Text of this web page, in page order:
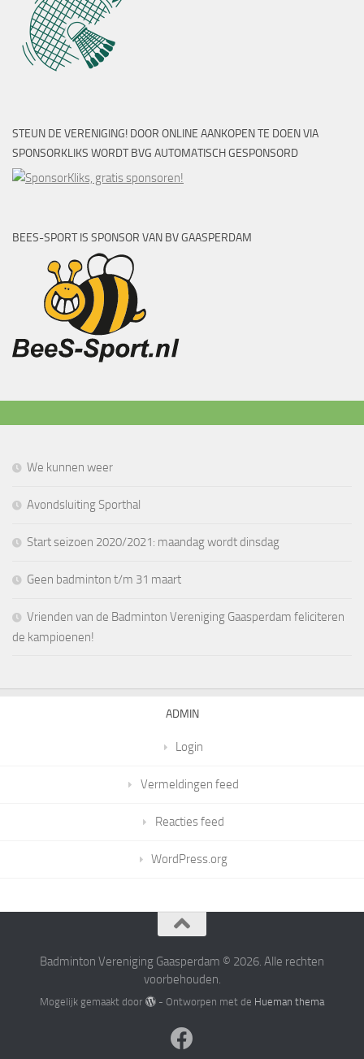
STEUN DE VERENIGING! DOOR ONLINE AANKOPEN TE DOEN VIA
SPONSORKLIKS WORDT BVG AUTOMATISCH GESPONSORD
BEES-SPORT IS SPONSOR VAN BV GAASPERDAM
We kunnen weer
Avondsluiting Sporthal
Start seizoen 2020/2021: maandag wordt dinsdag
Geen badminton t/m 31 maart
Vrienden van de Badminton Vereniging Gaasperdam feliciteren
de kampioenen!
ADMIN
Login
Vermeldingen feed
Reacties feed
WordPress.org
Badminton Vereniging Gaasperdam © 2026. Alle rechten
voorbehouden.
Mogelijk gemaakt door - Ontworpen met de Hueman thema